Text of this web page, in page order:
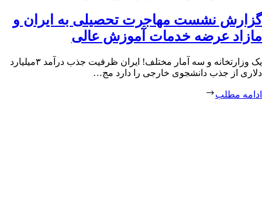
گزارش نشست مهاجرت تحصیلی به ایران و
مازاد عرضه خدمات آموزش عالی
یک وزارتخانه و سه آمار مختلف! ایران ظرفیت جذب درآمد ۳میلیارد
دلاری از جذب دانشجوی خارجی را دارد مج…
ادامه مطلب